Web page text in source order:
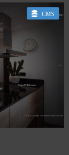
CMS